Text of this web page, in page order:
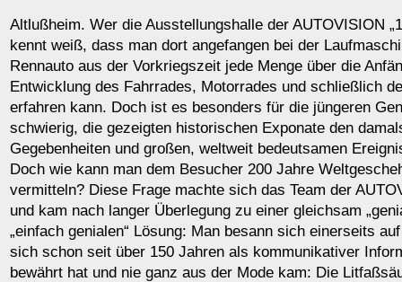
Altlußheim. Wer die Ausstellungshalle der AUTOVISION
kennt weiß, dass man dort angefangen bei der
Rennauto aus der Vorkriegszeit jede Menge über die
Entwicklung des Fahrrades, Motorrades und schließlich
erfahren kann. Doch ist es besonders für die jüngeren
schwierig, die gezeigten historischen Exponate den
Gegebenheiten und großen, weltweit bedeutsamen
Doch wie kann man dem Besucher 200 Jahre
vermitteln? Diese Frage machte sich das Team der
und kam nach langer Überlegung zu einer gleichsam
„einfach genialen“ Lösung: Man besann sich einerseits
sich schon seit über 150 Jahren als kommunikativer
bewährt hat und nie ganz aus der Mode kam: Die